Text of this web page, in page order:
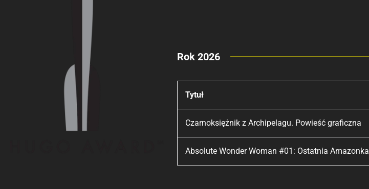
Rok 2026
Tytuł
Czarnoksiężnik z Archipelagu. Powieść graficzna
Absolute Wonder Woman #01: Ostatnia Amazonka